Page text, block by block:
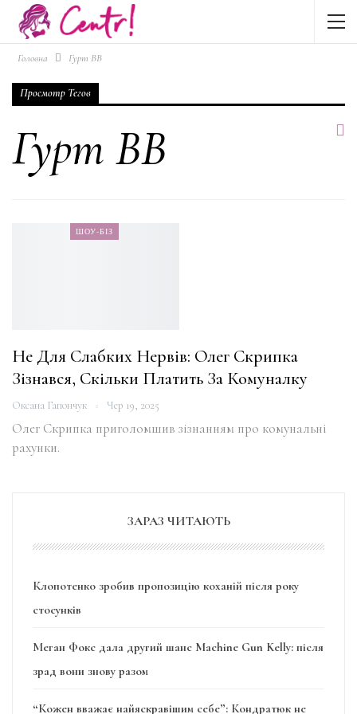
Головна Гурт ВВ
Просмотр Тегов
Гурт ВВ
ШОУ-БІЗ
Не Для Слабких Нервів: Олег Скрипка
Зізнався, Скільки Платить За Комуналку
Оксана Гапончук Чер 19, 2025
Олег Скрипка приголомшив зізнанням про комунальні
рахунки.
ЗАРАЗ ЧИТАЮТЬ
Клопотенко зробив пропозицію коханій після року
стосунків
Меган Фокс дала другий шанс Machine Gun Kelly: після
зрад вони знову разом
“Кожен вважає найяскравішим себе”: Кондратюк не